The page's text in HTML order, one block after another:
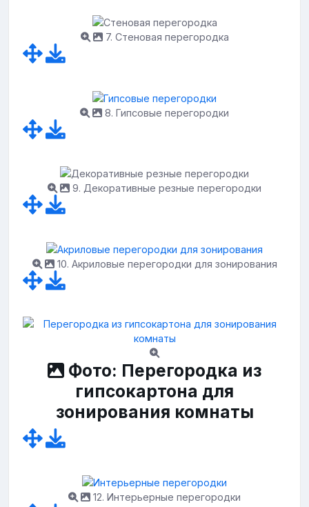
7. Стеновая перегородка
8. Гипсовые перегородки
9. Декоративные резные перегородки
10. Акриловые перегородки для зонирования
Фото: Перегородка из
гипсокартона для
зонирования комнаты
12. Интерьерные перегородки